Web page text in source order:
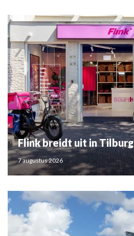
Flink breidt uit in Tilburg
7 augustus 2026